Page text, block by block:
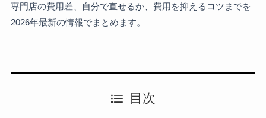
専門店の費用差、自分で直せるか、費用を抑えるコツまでを
2026年最新の情報でまとめます。
目次